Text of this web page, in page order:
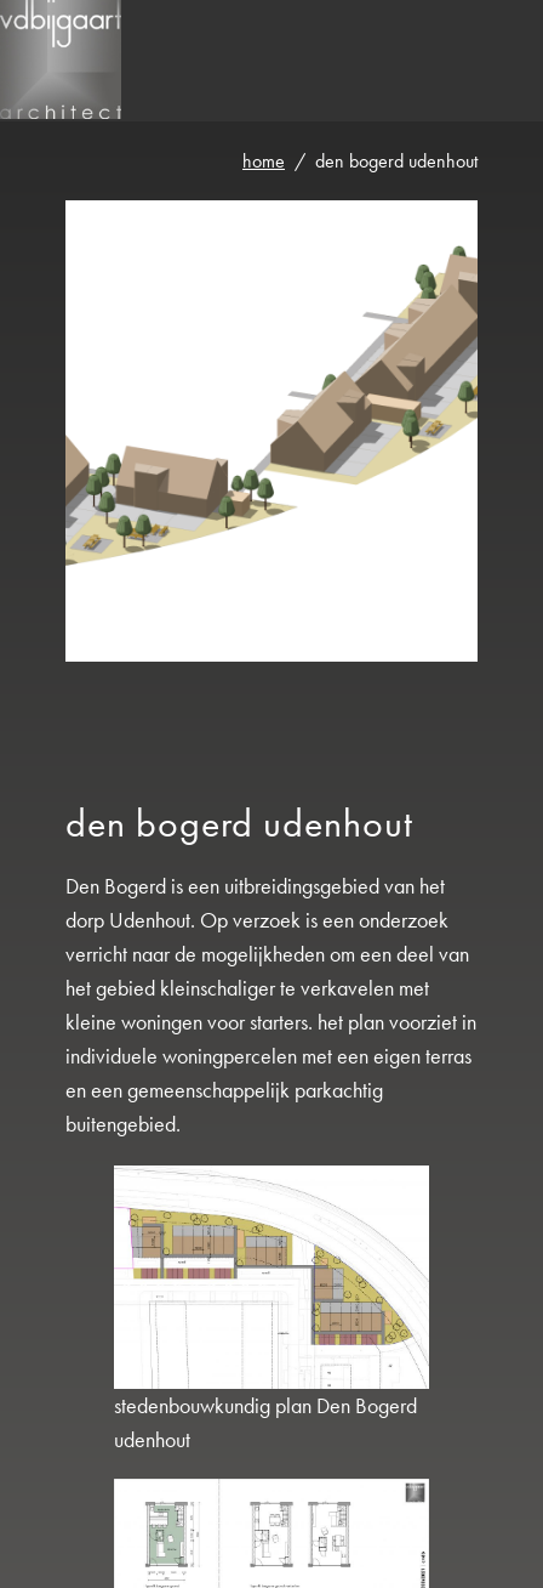
home / den bogerd udenhout
den bogerd udenhout
Den Bogerd is een uitbreidingsgebied van het
dorp Udenhout. Op verzoek is een onderzoek
verricht naar de mogelijkheden om een deel van
het gebied kleinschaliger te verkavelen met
kleine woningen voor starters. het plan voorziet in
individuele woningpercelen met een eigen terras
en een gemeenschappelijk parkachtig
buitengebied.
stedenbouwkundig plan Den Bogerd
udenhout